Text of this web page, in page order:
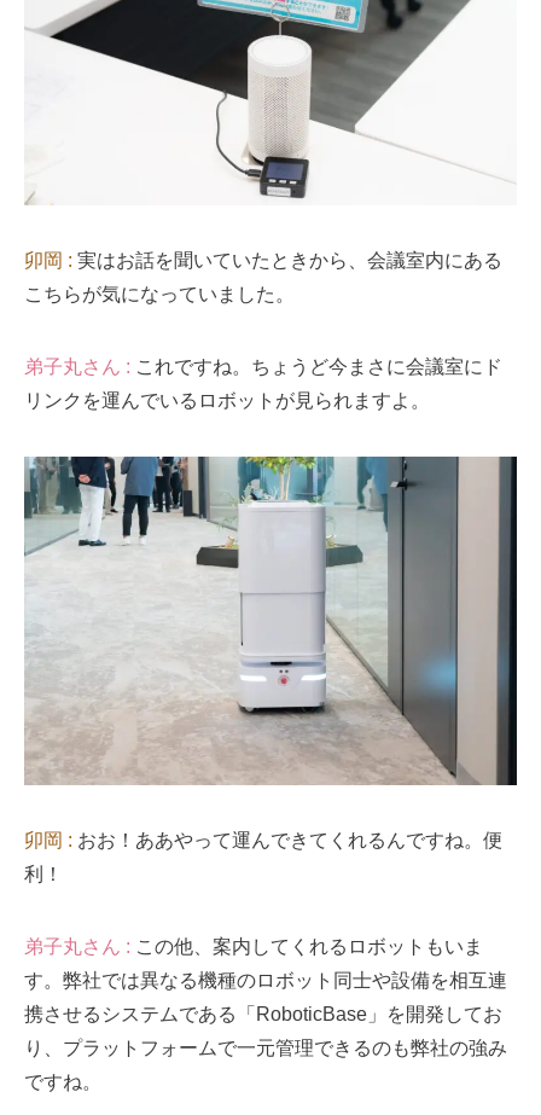
卯岡 : 実はお話を聞いていたときから、会議室内にある
こちらが気になっていました。
弟子丸さん : これですね。ちょうど今まさに会議室にド
リンクを運んでいるロボットが見られますよ。
卯岡 : おお！ああやって運んできてくれるんですね。便
利！
弟子丸さん : この他、案内してくれるロボットもいま
す。弊社では異なる機種のロボット同士や設備を相互連
携させるシステムである「RoboticBase」を開発してお
り、プラットフォームで一元管理できるのも弊社の強み
ですね。